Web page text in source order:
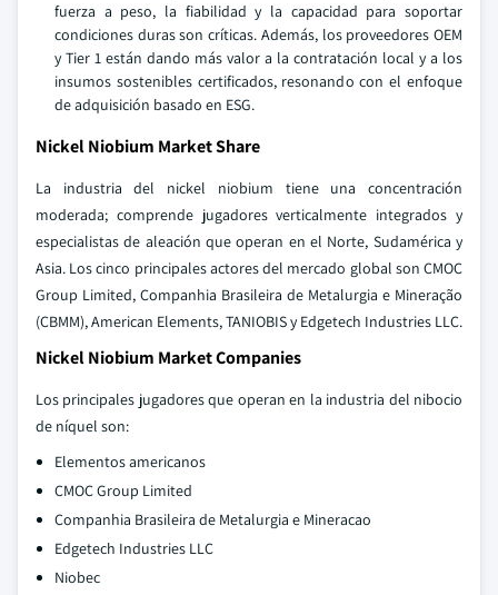
fuerza a peso, la fiabilidad y la capacidad para soportar
condiciones duras son críticas. Además, los proveedores OEM
y Tier 1 están dando más valor a la contratación local y a los
insumos sostenibles certificados, resonando con el enfoque
de adquisición basado en ESG.
Nickel Niobium Market Share
La industria del nickel niobium tiene una concentración
moderada; comprende jugadores verticalmente integrados y
especialistas de aleación que operan en el Norte, Sudamérica y
Asia. Los cinco principales actores del mercado global son CMOC
Group Limited, Companhia Brasileira de Metalurgia e Mineração
(CBMM), American Elements, TANIOBIS y Edgetech Industries LLC.
Nickel Niobium Market Companies
Los principales jugadores que operan en la industria del nibocio
de níquel son:
Elementos americanos
CMOC Group Limited
Companhia Brasileira de Metalurgia e Mineracao
Edgetech Industries LLC
Niobec